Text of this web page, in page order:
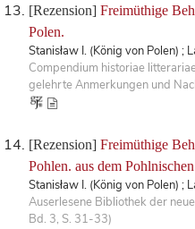
[Rezension] Freimüthige
Polen.
Stanisław I. (König von Polen) ;
Compendium historiae
gelehrte Anmerkungen und
[Rezension] Freimüthige
Pohlen. aus dem
Stanisław I. (König von Polen) ;
Auserlesene Bibliothek der
Bd. 3, S. 31-33)